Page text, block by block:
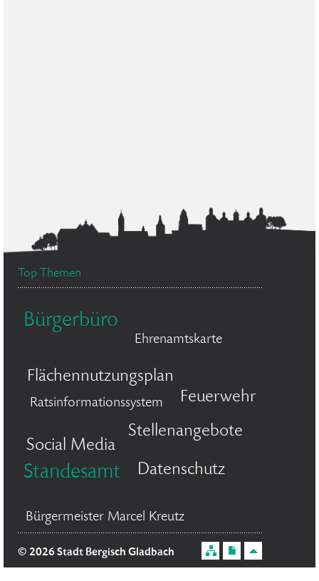
Top Themen
Bürgerbüro
Ehrenamtskarte
Flächennutzungsplan
Ratsinformationssystem Feuerwehr
Social Media
Stellenangebote
Standesamt Datenschutz
Bürgermeister Marcel Kreutz
© 2026 Stadt Bergisch Gladbach